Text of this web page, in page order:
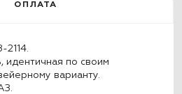
ОПЛАТА
идентичная по своим
варианту.